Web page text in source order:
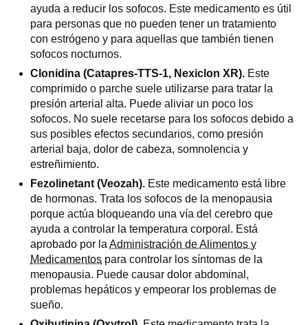
ayuda a reducir los sofocos. Este medicamento es útil
para personas que no pueden tener un tratamiento
con estrógeno y para aquellas que también tienen
sofocos nocturnos.
Clonidina (Catapres-TTS-1, Nexiclon XR). Este
comprimido o parche suele utilizarse para tratar la
presión arterial alta. Puede aliviar un poco los
sofocos. No suele recetarse para los sofocos debido a
sus posibles efectos secundarios, como presión
arterial baja, dolor de cabeza, somnolencia y
estreñimiento.
Fezolinetant (Veozah). Este medicamento está libre
de hormonas. Trata los sofocos de la menopausia
porque actúa bloqueando una vía del cerebro que
ayuda a controlar la temperatura corporal. Está
aprobado por la Administración de Alimentos y
Medicamentos para controlar los síntomas de la
menopausia. Puede causar dolor abdominal,
problemas hepáticos y empeorar los problemas de
sueño.